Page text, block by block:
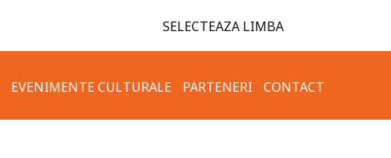
SELECTEAZA LIMBA
EVENIMENTE CULTURALE PARTENERI CONTACT